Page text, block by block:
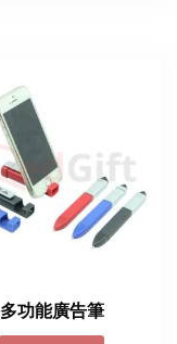
多功能廣告筆